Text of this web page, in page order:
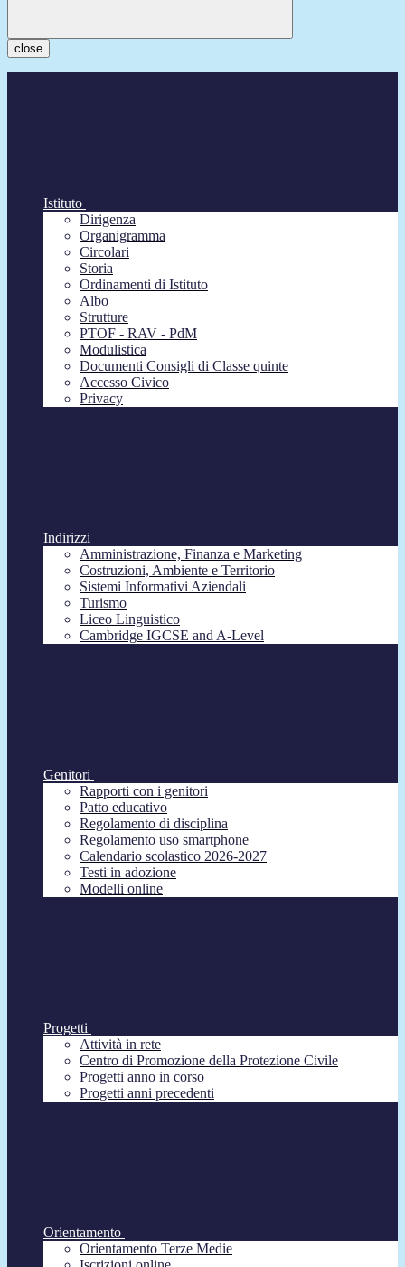
close
Istituto
Dirigenza
Organigramma
Circolari
Storia
Ordinamenti di Istituto
Albo
Strutture
PTOF - RAV - PdM
Modulistica
Documenti Consigli di Classe quinte
Accesso Civico
Privacy
Indirizzi
Amministrazione, Finanza e Marketing
Costruzioni, Ambiente e Territorio
Sistemi Informativi Aziendali
Turismo
Liceo Linguistico
Cambridge IGCSE and A-Level
Genitori
Rapporti con i genitori
Patto educativo
Regolamento di disciplina
Regolamento uso smartphone
Calendario scolastico 2026-2027
Testi in adozione
Modelli online
Progetti
Attività in rete
Centro di Promozione della Protezione Civile
Progetti anno in corso
Progetti anni precedenti
Orientamento
Orientamento Terze Medie